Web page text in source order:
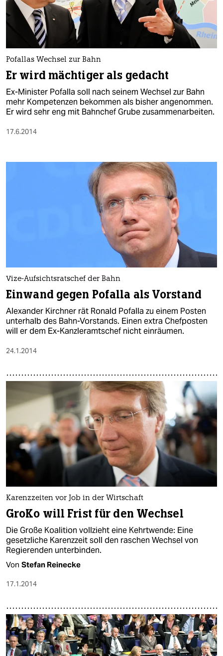
Pofallas Wechsel zur Bahn
Er wird mächtiger als gedacht
Ex-Minister Pofalla soll nach seinem Wechsel zur Bahn
mehr Kompetenzen bekommen als bisher angenommen.
Er wird sehr eng mit Bahnchef Grube zusammenarbeiten.
17.6.2014
Vize-Aufsichtsratschef der Bahn
Einwand gegen Pofalla als Vorstand
Alexander Kirchner rät Ronald Pofalla zu einem Posten
unterhalb des Bahn-Vorstands. Einen extra Chefposten
will er dem Ex-Kanzleramtschef nicht einräumen.
24.1.2014
Karenzzeiten vor Job in der Wirtschaft
GroKo will Frist für den Wechsel
Die Große Koalition vollzieht eine Kehrtwende: Eine
gesetzliche Karenzzeit soll den raschen Wechsel von
Regierenden unterbinden.
Von Stefan Reinecke
17.1.2014